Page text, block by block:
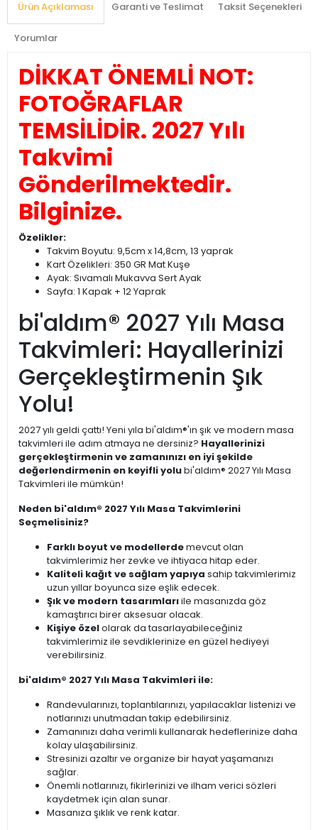
Ürün Açıklaması Garanti ve Teslimat Taksit Seçenekleri
Yorumlar
DİKKAT ÖNEMLİ NOT:
FOTOĞRAFLAR
TEMSİLİDİR. 2027 Yılı
Takvimi
Gönderilmektedir.
Bilginize.
Özelikler:
Takvim Boyutu: 9,5cm x 14,8cm, 13 yaprak
Kart Özelikleri: 350 GR Mat Kuşe
Ayak: Sıvamalı Mukavva Sert Ayak
Sayfa: 1 Kapak + 12 Yaprak
bi'aldım® 2027 Yılı Masa
Takvimleri: Hayallerinizi
Gerçekleştirmenin Şık
Yolu!
2027 yılı geldi çattı! Yeni yıla bi'aldım®'ın şık ve modern masa
takvimleri ile adım atmaya ne dersiniz? Hayallerinizi
gerçekleştirmenin ve zamanınızı en iyi şekilde
değerlendirmenin en keyifli yolubi'aldım® 2027 Yılı Masa
Takvimleri ile mümkün!
Neden bi'aldım® 2027 Yılı Masa Takvimlerini
Seçmelisiniz?
Farklı boyut ve modellerdemevcut olan
takvimlerimiz her zevke ve ihtiyaca hitap eder.
Kaliteli kağıt ve sağlam yapıya sahip takvimlerimiz
uzun yıllar boyunca size eşlik edecek.
Şık ve modern tasarımlarıile masanızda göz
kamaştırıcı birer aksesuar olacak.
Kişiye özelolarak da tasarlayabileceğiniz
takvimlerimiz ile sevdiklerinize en güzel hediyeyi
verebilirsiniz.
bi'aldım® 2027 Yılı Masa Takvimleri ile:
Randevularınızı, toplantılarınızı, yapılacaklar listenizi ve
notlarınızı unutmadan takip edebilirsiniz.
Zamanınızı daha verimli kullanarak hedeflerinize daha
kolay ulaşabilirsiniz.
Stresinizi azaltır ve organize bir hayat yaşamanızı
sağlar.
Önemli notlarınızı, fikirlerinizi ve ilham verici sözleri
kaydetmek için alan sunar.
Masanıza şıklık ve renk katar.